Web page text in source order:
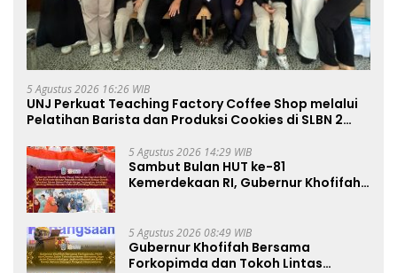
5 Agustus 2026 16:26 WIB
UNJ Perkuat Teaching Factory Coffee Shop melalui
Pelatihan Barista dan Produksi Cookies di SLBN 2
5 Agustus 2026 14:29 WIB
Sambut Bulan HUT ke-81
Kemerdekaan RI, Gubernur Khofifah
Merah Putih Bagi Masyarakat
5 Agustus 2026 08:49 WIB
Gubernur Khofifah Bersama
Forkopimda dan Tokoh Lintas